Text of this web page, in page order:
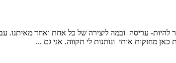
עריסה ובמה ליצירה של כל אחת ואחד מאיתנו.
מחזקות אותי ונותנות לי תקווה. אני גם ...